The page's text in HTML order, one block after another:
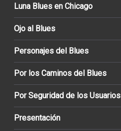
Luna Blues en Chicago
Ojo al Blues
Personajes del Blues
Por los Caminos del Blues
Por Seguridad de los Usuarios
Presentación